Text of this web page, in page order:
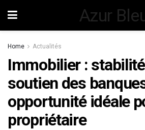
Azur
Home Actualités
Immobilier :
soutien des
opportunité idéale
propriétaire